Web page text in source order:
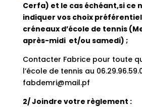
Cerfa) et le cas échéant,si ce
indiquer vos choix
créneaux d’école de tennis
après-midi et/ou samedi) ;
Contacter Fabrice pour toute
l’école de tennis au
fabdemri@mail.pf
2/ Joindre votre règlement :